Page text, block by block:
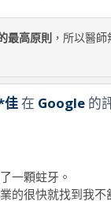
最高原則 ，所以醫
佳在 Google的
一顆蛀牙。
的很快就找到我不